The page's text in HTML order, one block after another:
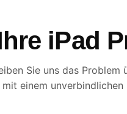
iPad
Sie uns das Problem
einem unverbindlichen